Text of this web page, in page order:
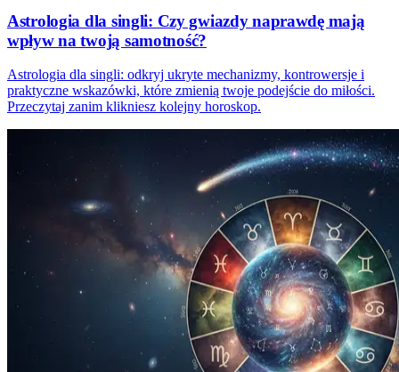
Astrologia dla singli: Czy gwiazdy naprawdę mają
wpływ na twoją samotność?
Astrologia dla singli: odkryj ukryte mechanizmy, kontrowersje i
praktyczne wskazówki, które zmienią twoje podejście do miłości.
Przeczytaj zanim klikniesz kolejny horoskop.